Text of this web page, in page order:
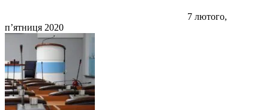
7 лютого,
п’ятниця 2020